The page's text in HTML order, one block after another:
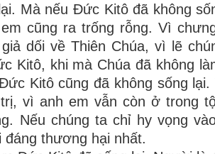
Mà nếu Ðức Kitô đã không
cũng ra trống rỗng. Vì
dối về Thiên Chúa, vì lẽ
Kitô, khi mà Chúa đã không
Kitô cũng đã không sống
vì anh em vẫn còn ở trong
Nếu chúng ta chỉ hy vọng
thương hại nhất.